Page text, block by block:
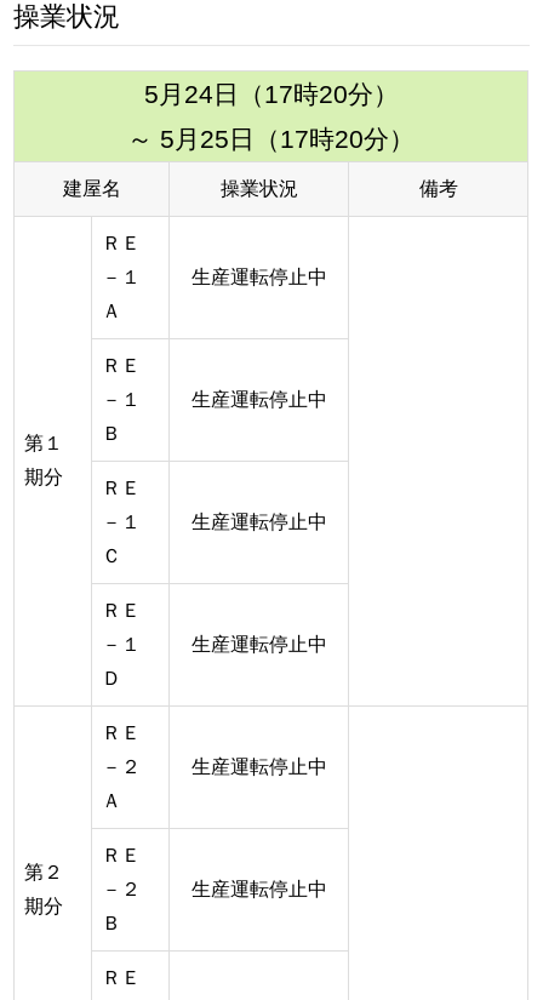
操業状況
5月24日（17時20分）
～ 5月25日（17時20分）
建屋名 操業状況 備考
第１
期分
ＲＥ
－１
Ａ
生産運転停止中
ＲＥ
－１
Ｂ
生産運転停止中
ＲＥ
－１
Ｃ
生産運転停止中
ＲＥ
－１
Ｄ
生産運転停止中
第２
期分
ＲＥ
－２
Ａ
生産運転停止中
ＲＥ
－２
Ｂ
生産運転停止中
ＲＥ